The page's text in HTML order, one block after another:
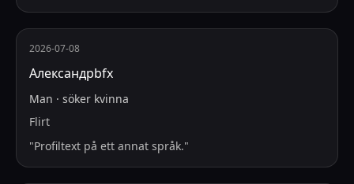
2026-07-08
Александрbfx
Man · söker kvinna
Flirt
"Profiltext på ett annat språk."